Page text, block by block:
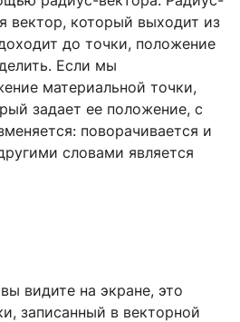
вектор, который выходит из
до точки, положение
Если мы
материальной точки,
задает ее положение, с
поворачивается и
словами является
видите на экране, это
записанный в векторной